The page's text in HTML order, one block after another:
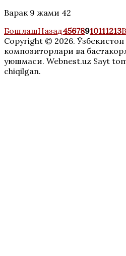
Варак 9 жами 42
БошлашНазад45678910111213
Copyright © 2026. Ўзбекистон
композиторлари ва
уюшмаси. Webnest.uz Sayt
chiqilgan.